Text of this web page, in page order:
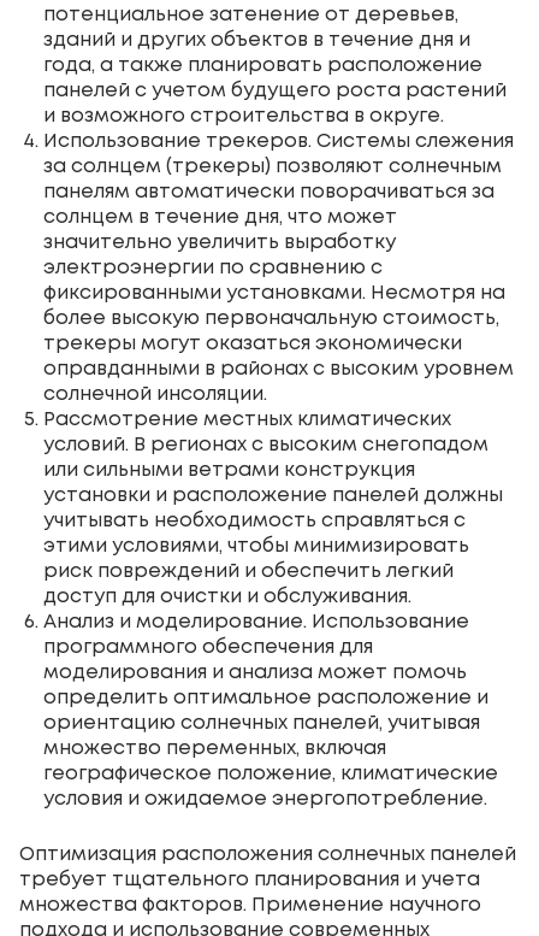
потенциальное затенение от деревьев,
зданий и других объектов в течение дня и
года, а также планировать расположение
панелей с учетом будущего роста растений
и возможного строительства в округе.
Использование трекеров. Системы слежения
за солнцем (трекеры) позволяют солнечным
панелям автоматически поворачиваться за
солнцем в течение дня, что может
значительно увеличить выработку
электроэнергии по сравнению с
фиксированными установками. Несмотря на
более высокую первоначальную стоимость,
трекеры могут оказаться экономически
оправданными в районах с высоким уровнем
солнечной инсоляции.
Рассмотрение местных климатических
условий. В регионах с высоким снегопадом
или сильными ветрами конструкция
установки и расположение панелей должны
учитывать необходимость справляться с
этими условиями, чтобы минимизировать
риск повреждений и обеспечить легкий
доступ для очистки и обслуживания.
Анализ и моделирование. Использование
программного обеспечения для
моделирования и анализа может помочь
определить оптимальное расположение и
ориентацию солнечных панелей, учитывая
множество переменных, включая
географическое положение, климатические
условия и ожидаемое энергопотребление.
Оптимизация расположения солнечных панелей
требует тщательного планирования и учета
множества факторов. Применение научного
подхода и использование современных